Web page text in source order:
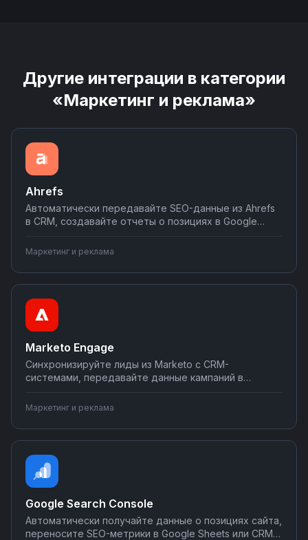
Другие интеграции в категории
«Маркетинг и реклама»
Ahrefs
Автоматически передавайте SEO-данные из Ahrefs
в CRM, создавайте отчеты о позициях в Google
рейтингов в Telegram. Соединяйте Ahrefs с
системами аналитики и инструментами управления
проектами для комплексного SEO-мониторинга.
Маркетинг и реклама
Marketo Engage
Синхронизируйте лиды из Marketo с CRM-
системами, передавайте данные кампаний в
отдела продаж. Настройте интеграции Marketo
Engage с другими инструментами без
программирования через Nodul.
Маркетинг и реклама
Google Search Console
Автоматически получайте данные о позициях сайта,
переносите SEO-метрики в Google Sheets или CRM,